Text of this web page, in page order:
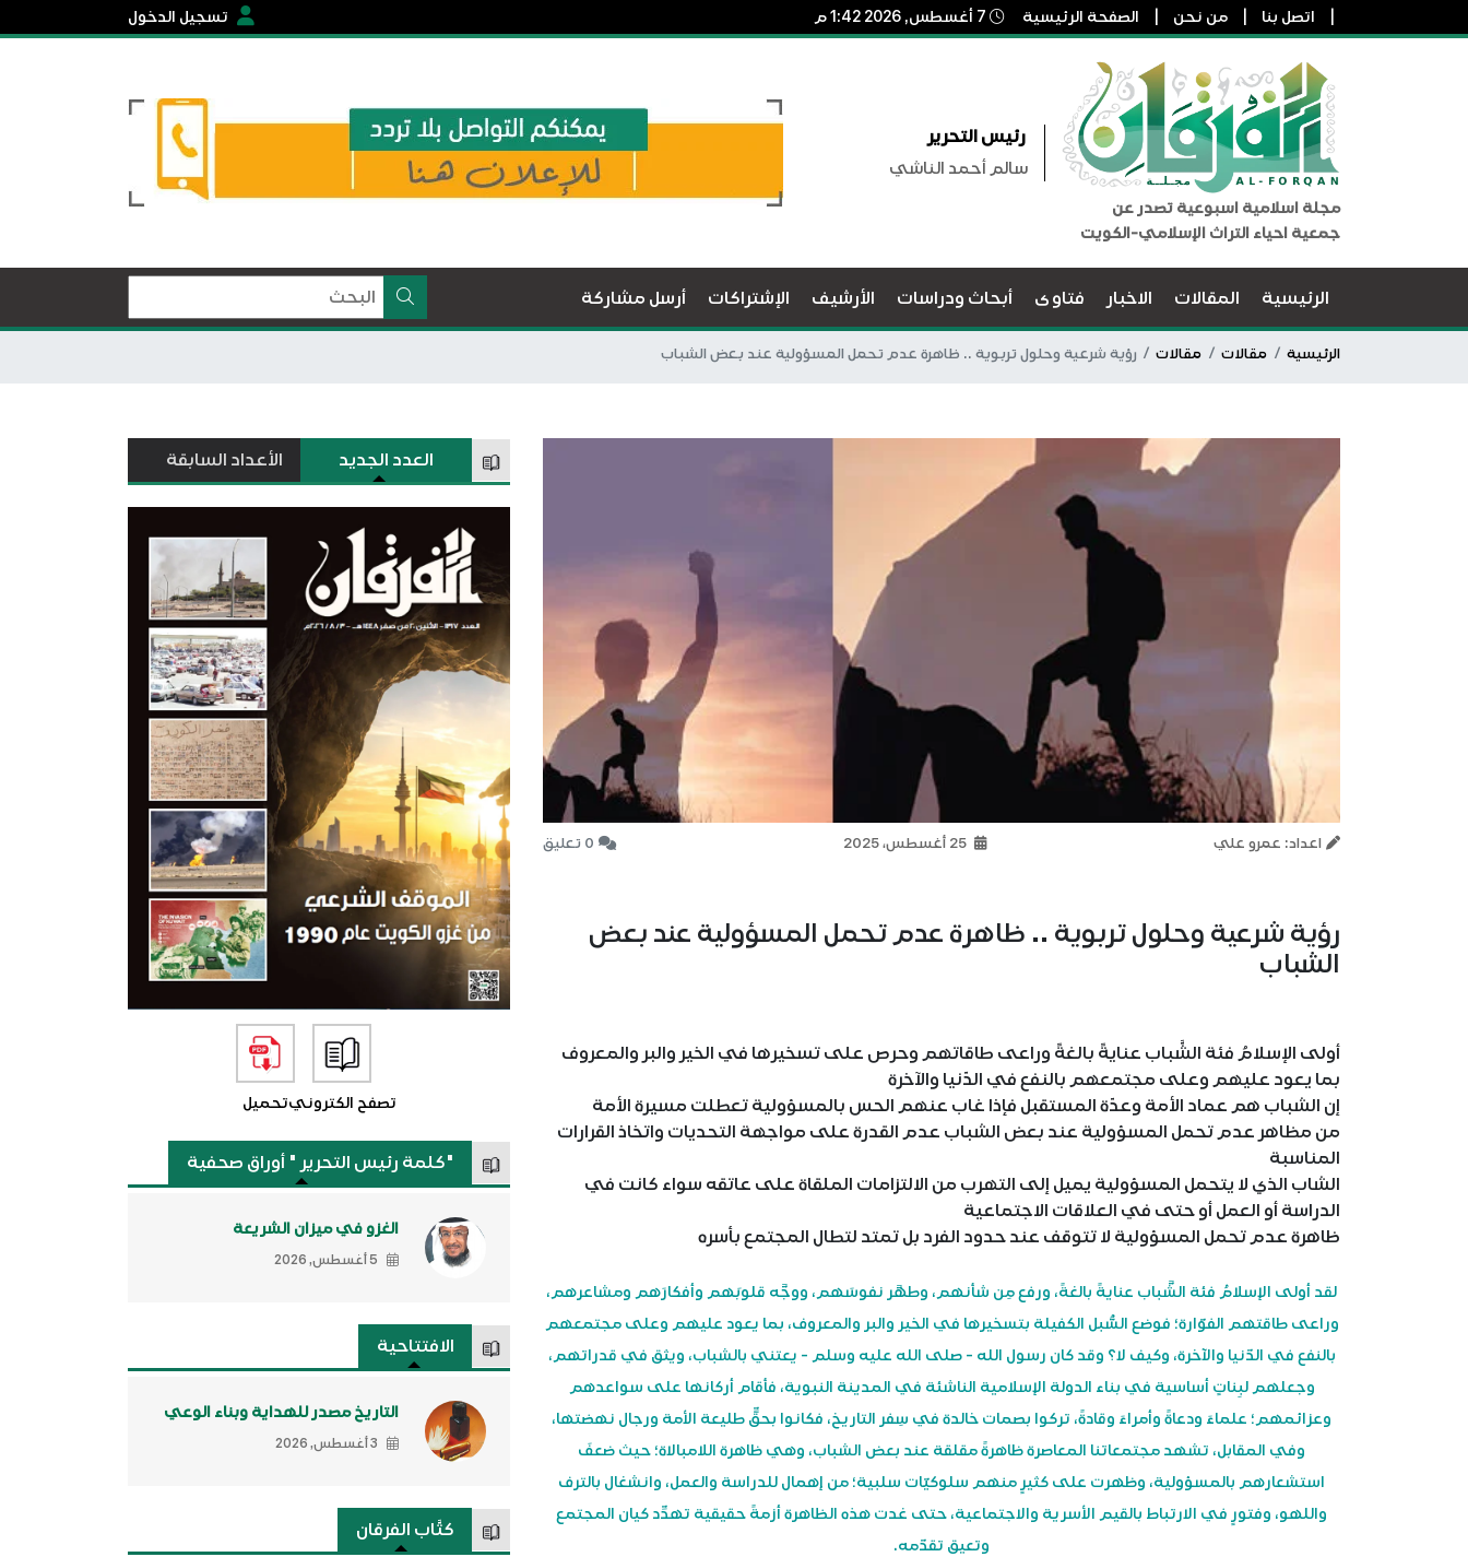
اتصل بنا من نحن الصفحة الرئيسية تسجيل الدخول
مجلة اسلامية اسبوعية تصدر عن
جمعية احياء التراث الإسلامي-الكويت
رئيس التحرير
سالم أحمد الناشي
الرئيسية المقالات الاخبار فتاوى أبحاث ودراسات الأرشيف الإشتراكات أرسل مشاركة
الرئيسية مقالات مقالات رؤية شرعية وحلول تربوية .. ظاهرة عدم تحمل المسؤولية عند بعض الشباب
اعداد: عمرو علي 0 تعليق
رؤية شرعية وحلول تربوية .. ظاهرة عدم تحمل المسؤولية عند بعض
الشباب
أولى الإسلامُ فئة الشَّباب عنايةً بالغةً وراعى طاقاتهم وحرص على تسخيرها في الخير والبر والمعروف
بما يعود عليهم وعلى مجتمعهم بالنفع في الدّنيا والآخرة
إن الشباب هم عماد الأمة وعدّة المستقبل فإذا غاب عنهم الحس بالمسؤولية تعطلت مسيرة الأمة
من مظاهر عدم تحمل المسؤولية عند بعض الشباب عدم القدرة على مواجهة التحديات واتخاذ القرارات
المناسبة
الشاب الذي لا يتحمل المسؤولية يميل إلى التهرب من الالتزامات الملقاة على عاتقه سواء كانت في
الدراسة أو العمل أو حتى في العلاقات الاجتماعية
ظاهرة عدم تحمل المسؤولية لا تتوقف عند حدود الفرد بل تمتد لتطال المجتمع بأسره
لقد أولى الإسلامُ فئة الشَّباب عنايةً بالغةً، ورفع مِن شأنهم، وطهَّر نفوسَهم، ووجَّه قلوبَهم وأفكارَهم ومشاعرهم،
وراعى طاقتهم الفوّارة؛ فوضع السُّبل الكفيلة بتسخيرها في الخير والبر والمعروف، بما يعود عليهم وعلى مجتمعهم
بالنفع في الدّنيا والآخرة، وكيف لا؟ وقد كان رسول الله - صلى الله عليه وسلم - يعتني بالشباب، ويثق في قدراتهم،
وجعلهم لبِناتٍ أساسية في بناء الدولة الإسلامية الناشئة في المدينة النبوية، فأقام أركانها على سواعدهم
وعزائمهم؛ علماءَ ودعاةً وأمراءَ وقادةً، تركوا بصمات خالدة في سِفر التاريخ، فكانوا بحقٍّ طليعة الأمة ورجال نهضتها،
وفي المقابل، تشهد مجتمعاتنا المعاصرة ظاهرةً مقلقة عند بعض الشباب، وهي ظاهرة اللامبالاة؛ حيث ضعفَ
استشعارهم بالمسؤولية، وظهرت على كثيرٍ منهم سلوكيّات سلبية؛ من إهمال للدراسة والعمل، وانشغال بالترف
واللهو، وفتورٍ في الارتباط بالقيم الأسرية والاجتماعية، حتى غدت هذه الظاهرة أزمةً حقيقية تهدِّد كيان المجتمع
وتعيق تقدّمه.
العدد الجديد الأعداد السابقة
تصفح الكترونيتحميل
"كلمة رئيس التحرير " أوراق صحفية
الغزو في ميزان الشريعة
5 أغسطس, 2026
الافتتاحية
التاريخ مصدر للهداية وبناء الوعي
3 أغسطس, 2026
كتَّاب الفرقان